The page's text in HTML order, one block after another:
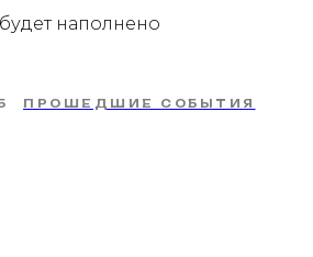
наполнено
ПРОШЕДШИЕ СОБЫТИЯ